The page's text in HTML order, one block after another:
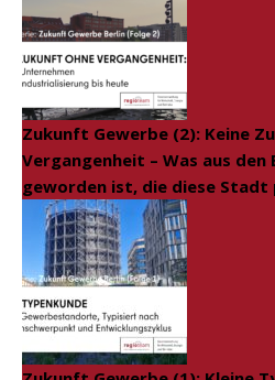
Zukunft Gewerbe (2): Keine
Vergangenheit – Was aus
geworden ist, die diese